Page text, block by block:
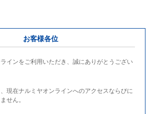
お客様各位
インをご利用いただき、誠にありがとうござい
現在ナルミヤオンラインへのアクセスならびに
せん。